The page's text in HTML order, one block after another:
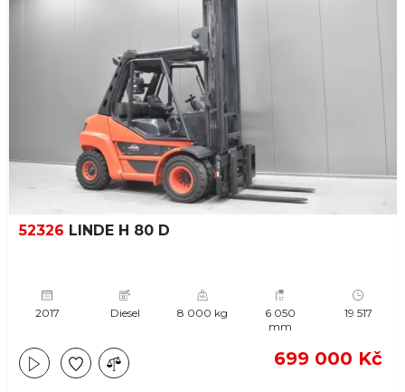
52326 LINDE H 80 D
2017 Diesel 8 000 kg
6 050
mm
19 517
699 000 Kč